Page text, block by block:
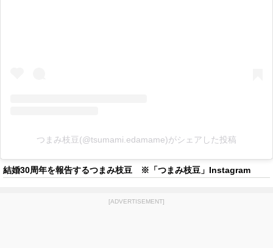
つまみ枝豆(@tsumami.edamame)がシェアした投稿
結婚30周年を報告するつまみ枝豆 ※「つまみ枝豆」Instagram
[ADVERTISEMENT]